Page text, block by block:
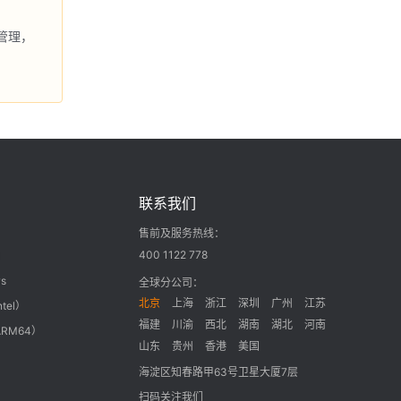
，
）
）
联系我们
售前及服务热线：
400 1122 778
全球分公司：
北京
上海 浙江 深圳 广州
江苏
福建
川渝 西北 湖南 湖北
河南
山东
贵州 香港
美国
海淀区知春路甲63号卫星大厦7层
扫码关注我们